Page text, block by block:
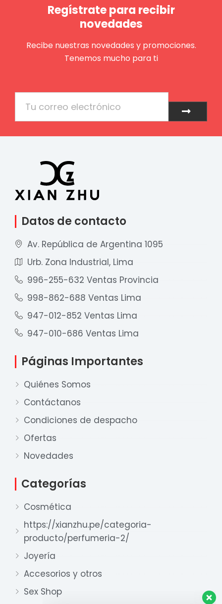
Regístrate para recibir
novedades
Recibe nuestras novedades y promociones.
Tenemos mucho para ti
Enviar
Datos de contacto
Av. República de Argentina 1095
Urb. Zona Industrial, Lima
996-255-632 Ventas Provincia
998-862-688 Ventas Lima
947-012-852 Ventas Lima
947-010-686 Ventas Lima
Páginas Importantes
Quiénes Somos
Contáctanos
Condiciones de despacho
Ofertas
Novedades
Categorías
Cosmética
https://xianzhu.pe/categoria-
producto/perfumeria-2/
Joyería
Accesorios y otros
Sex Shop
Nuestro equipo de ventas está aquí
para responder a sus preguntas. ¡Lo
Disponible
Ventas Lima 1